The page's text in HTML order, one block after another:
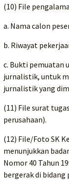
(10) File
a. Nama calon
b. Riwayat
c. Bukti pemuatan
jurnalistik, untuk
jurnalistik yang
(11) File surat
perusahaan).
(12) File/Foto SK
menunjukkan
Nomor 40 Tahun
bergerak di